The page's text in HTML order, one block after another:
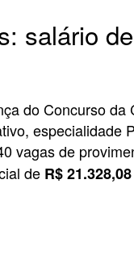
salário
do Concurso
especialidade
vagas de
de R$ 21.328,08